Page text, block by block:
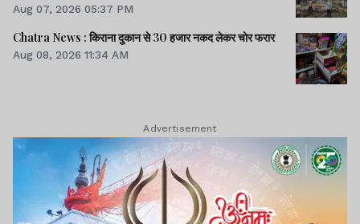
Aug 07, 2026 05:37 PM
Chatra News : किराना दुकान से 30 हजार नकद लेकर चोर फरार
Aug 08, 2026 11:34 AM
Advertisement